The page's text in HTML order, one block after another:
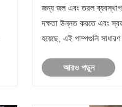
জন্য জল এবং তরল
দক্ষতা উন্নত করতে এবং
হয়েছে, এই পাম্পগুলি
আরও পড়ুন